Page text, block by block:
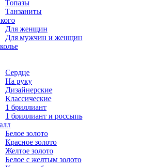
Топазы
Танзаниты
Для женщин
Для мужчин и женщин
Сердце
На руку
Дизайнерские
Классические
1 бриллиант
1 бриллиант и россыпь
Белое золото
Красное золото
Желтое золото
Белое с желтым золото